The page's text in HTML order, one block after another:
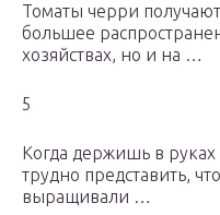
Томаты черри
большее
хозяйствах, но и на …
5
Когда держишь в
трудно представить,
выращивали …